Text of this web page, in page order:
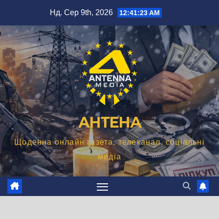
вмісту
Нд. Сер 9th, 2026 12:41:24 AM
АНТЕНА
Щоденна онлайн газета, телеканал, соціальні
медіа